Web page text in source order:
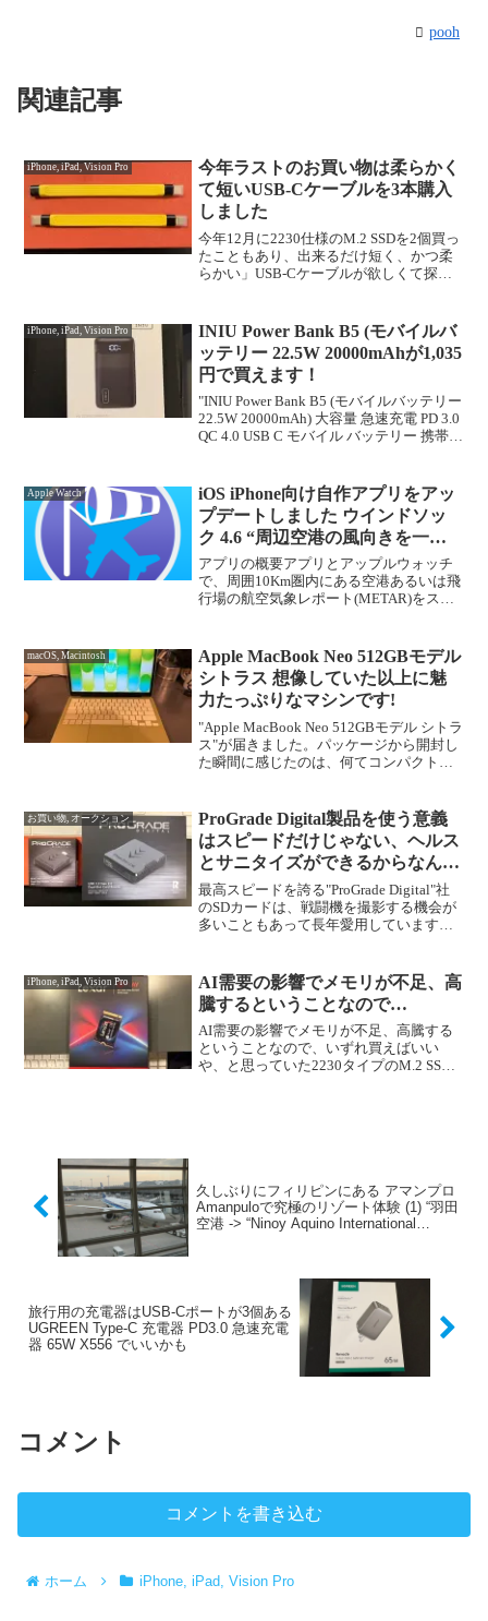
pooh
関連記事
iPhone, iPad, Vision Pro
今年ラストのお買い物は柔らかく
て短いUSB-Cケーブルを3本購入
しました
今年12月に2230仕様のM.2 SSDを2個買っ
たこともあり、出来るだけ短く、かつ柔
らかい」USB-Cケーブルが欲しくて探し
USB Type C 充電ケーブル...
iPhone, iPad, Vision Pro
INIU Power Bank B5 (モバイルバ
ッテリー 22.5W 20000mAhが1,035
円で買えます！
"INIU Power Bank B5 (モバイルバッテリー
22.5W 20000mAh) 大容量 急速充電 PD 3.0
QC 4.0 USB C モバイル バッテリー 携帯充
Apple Watch
iOS iPhone向け自作アプリをアッ
プデートしました ウインドソッ
ク 4.6 “周辺空港の風向きを一発
チェックする航空ファン必携アプ
リ”
アプリの概要アプリとアップルウォッチ
で、周囲10Km圏内にある空港あるいは飛
行場の航空気象レポート(METAR)をスマ
伝えします。このアプリは、ChatGPTと
バイ...
macOS, Macintosh
Apple MacBook Neo 512GBモデル
シトラス 想像していた以上に魅
力たっぷりなマシンです!
"Apple MacBook Neo 512GBモデル シトラ
ス"が届きました。パッケージから開封し
た瞬間に感じたのは、何てコンパクトな
響なのかコンパクト...
お買い物, オークション
ProGrade Digital製品を使う意義
はスピードだけじゃない、ヘルス
とサニタイズができるからなんだ
ね!
最高スピードを誇る"ProGrade Digital"社
のSDカードは、戦闘機を撮影する機会が
多いこともあって長年愛用しています。
ード...
iPhone, iPad, Vision Pro
AI需要の影響でメモリが不足、高
騰するということなので…
AI需要の影響でメモリが不足、高騰する
ということなので、いずれ買えばいい
や、と思っていた2230タイプのM.2 SSD
久しぶりにフィリピンにある アマンプロ
Amanpuloで究極のリゾート体験 (1) “羽田
空港 -> “Ninoy Aquino International
旅行用の充電器はUSB-Cポートが3個ある
UGREEN Type-C 充電器 PD3.0 急速充電
器 65W X556 でいいかも
コメント
コメントを書き込む
ホーム iPhone, iPad, Vision Pro